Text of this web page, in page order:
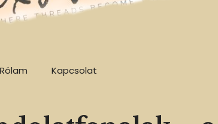
Rólam Kapcsolat